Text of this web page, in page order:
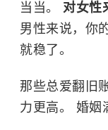
当当。 对女性
男性来说，你
就稳了。
那些总爱翻旧
力更高。 婚姻